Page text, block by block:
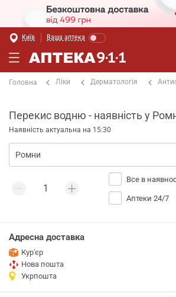
Київ Ваша аптека
Головна Ліки Дерматологія
Перекис водню - наявність у
Наявність актуальна на 15:30
Все в
Аптеки 24/7
Адресна доставка
Кур'єр
Нова пошта
Укрпошта